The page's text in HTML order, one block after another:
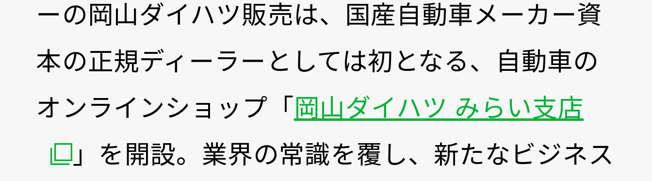
ーの岡山ダイハツ販売は、国産自動車メーカー資
本の正規ディーラーとしては初となる、自動車の
オンラインショップ「 岡山ダイハツ みらい支店
」を開設。業界の常識を覆し、新たなビジネス